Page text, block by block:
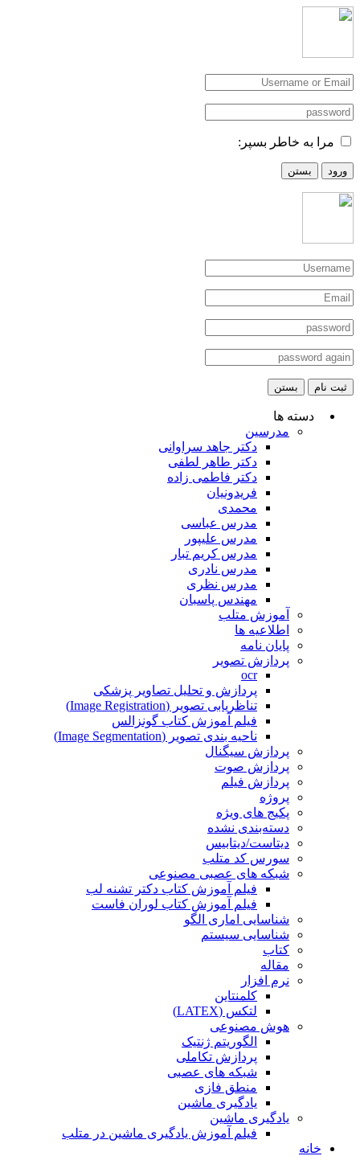
مرا به خاطر بسپر:
ورود بستن
ثبت نام بستن
دسته ها
مدرسین
دکتر جاهد سراوانی
دکتر طاهر لطفی
دکتر فاطمی زاده
فریدونیان
محمدی
مدرس عباسی
مدرس علیپور
مدرس کریم تبار
مدرس نادری
مدرس نظری
مهندس پاسبان
آموزش متلب
اطلاعیه ها
پایان نامه
پردازش تصویر
ocr
پردازش و تحلیل تصاویر پزشکی
تناظریابی تصویر (Image Registration)
فیلم آموزش کتاب گونزالس
ناحیه بندی تصویر (Image Segmentation)
پردازش سیگنال
پردازش صوت
پردازش فیلم
پروژه
پکیج های ویژه
دسته‌بندی نشده
دیتاست/دیتابیس
سورس کد متلب
شبکه های عصبی مصنوعی
فیلم آموزش کتاب دکتر تشنه لب
فیلم آموزش کتاب لوران فاست
شناسایی اماری الگو
شناسایی سیستم
کتاب
مقاله
نرم افزار
کلمنتاین
لتکس (LATEX)
هوش مصنوعی
الگوریتم ژنتیک
پردازش تکاملی
شبکه های عصبی
منطق فازی
یادگیری ماشین
یادگیری ماشین
فیلم آموزش یادگیری ماشین در متلب
خانه